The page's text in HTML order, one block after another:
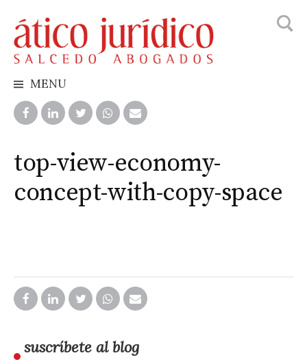
to
content
MENU
top-view-economy-
concept-with-copy-space
suscríbete al blog